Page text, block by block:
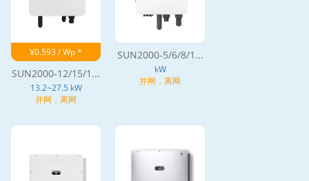
¥0.593 / Wp *
SUN2000-12/15/1...
13.2~27.5 kW
并网，离网
SUN2000-5/6/8/1...
kW
并网，离网